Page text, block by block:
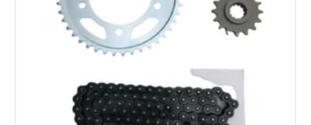
AGGIUNGI AL CARRELLO